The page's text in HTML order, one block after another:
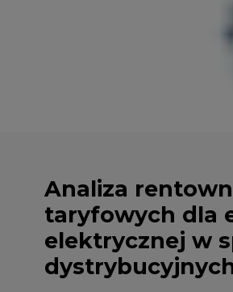
Analiza
taryfowych dla
elektrycznej w